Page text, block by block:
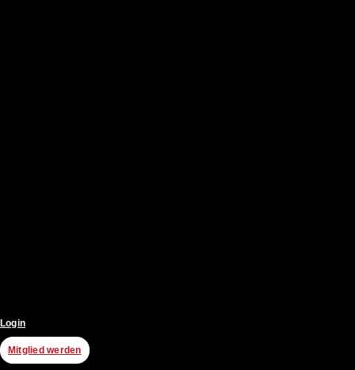
Login
Mitglied werden